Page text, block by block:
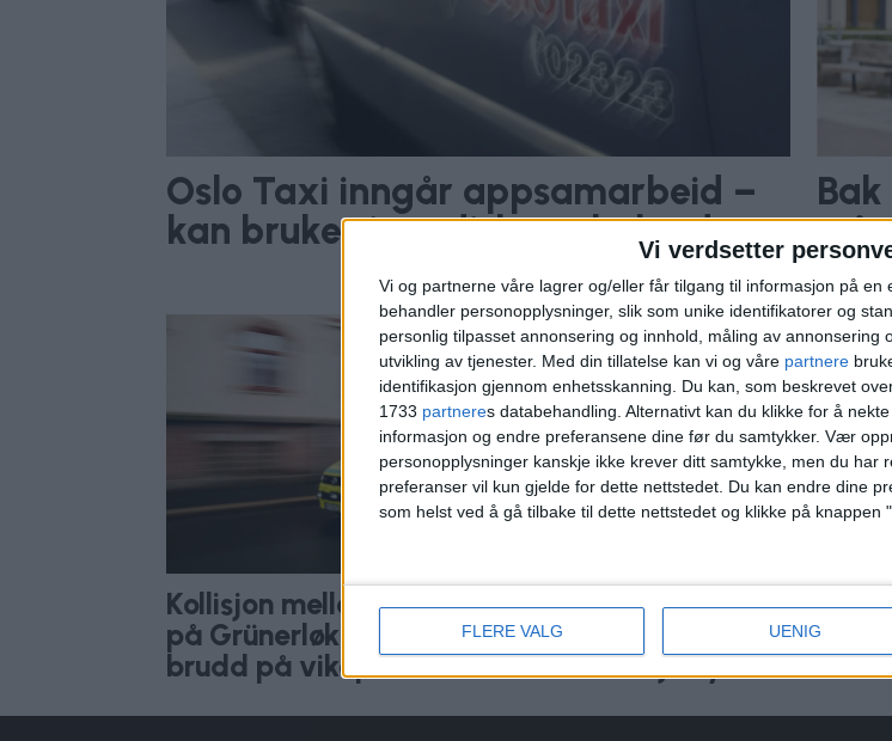
Vi verdsetter
Vi og partnerne våre lagrer og/eller får tilgang til informasjon på en
behandler personopplysninger, slik som unike identifikatorer og
personlig tilpasset annonsering og innhold, måling av annonsering
utvikling av tjenester. Med din tillatelse kan vi og våre partnere
identifikasjon gjennom enhetsskanning. Du kan, som beskrevet
1733 partneres databehandling. Alternativt kan du klikke for å
informasjon og endre preferansene dine før du samtykker. Vær
personopplysninger kanskje ikke krever ditt samtykke, men du har
preferanser vil kun gjelde for dette nettstedet. Du kan endre dine
som helst ved å gå tilbake til dette nettstedet og klikke på knappen
FLERE VALG UENIG
Oslo Taxi inngår appsamarbeid –
kan brukes i nordiske naboland
står
Kollisjon mellom trikk og taxi
på Grünerløkka. Skyldtes
brudd på vikeplikt
Raymond Johansen
godkjenning av nye
drosjeløyver i Oslo.